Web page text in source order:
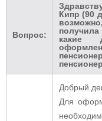
Вопрос:
Кипр (90
какие
Добрый
Для